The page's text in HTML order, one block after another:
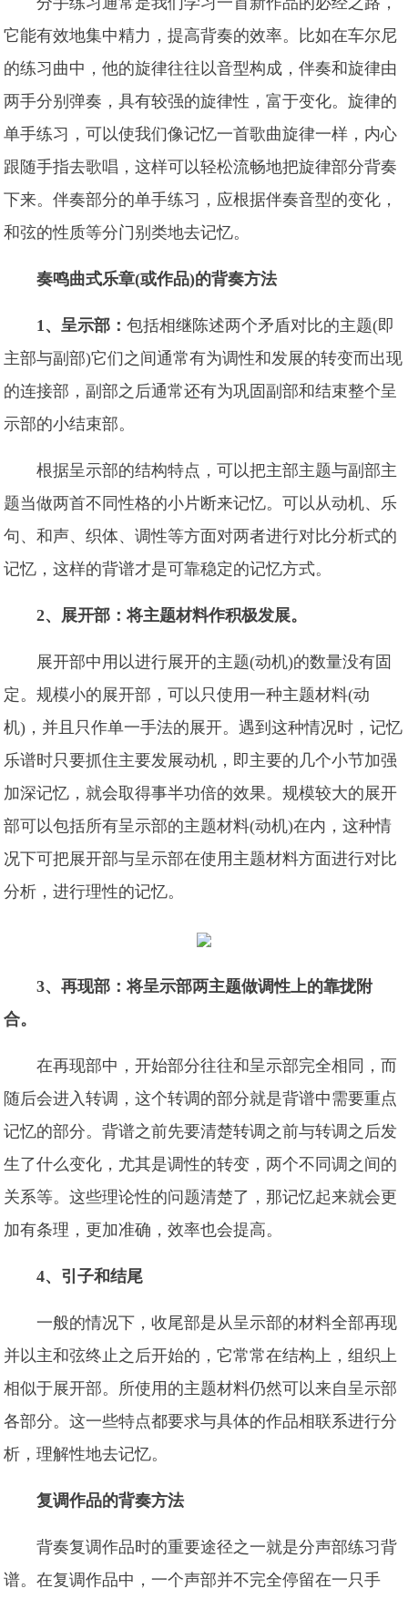
它能有效地集中精力，提高背奏的效率。比如在车尔尼
的练习曲中，他的旋律往往以音型构成，伴奏和旋律由
两手分别弹奏，具有较强的旋律性，富于变化。旋律的
单手练习，可以使我们像记忆一首歌曲旋律一样，内心
跟随手指去歌唱，这样可以轻松流畅地把旋律部分背奏
下来。伴奏部分的单手练习，应根据伴奏音型的变化，
和弦的性质等分门别类地去记忆。
奏鸣曲式乐章(或作品)的背奏方法
1、呈示部：包括相继陈述两个矛盾对比的主题(即
主部与副部)它们之间通常有为调性和发展的转变而出现
的连接部，副部之后通常还有为巩固副部和结束整个呈
示部的小结束部。
根据呈示部的结构特点，可以把主部主题与副部主
题当做两首不同性格的小片断来记忆。可以从动机、乐
句、和声、织体、调性等方面对两者进行对比分析式的
记忆，这样的背谱才是可靠稳定的记忆方式。
2、展开部：将主题材料作积极发展。
展开部中用以进行展开的主题(动机)的数量没有固
定。规模小的展开部，可以只使用一种主题材料(动
机)，并且只作单一手法的展开。遇到这种情况时，记忆
乐谱时只要抓住主要发展动机，即主要的几个小节加强
加深记忆，就会取得事半功倍的效果。规模较大的展开
部可以包括所有呈示部的主题材料(动机)在内，这种情
况下可把展开部与呈示部在使用主题材料方面进行对比
分析，进行理性的记忆。
3、再现部：将呈示部两主题做调性上的靠拢附
合。
在再现部中，开始部分往往和呈示部完全相同，而
随后会进入转调，这个转调的部分就是背谱中需要重点
记忆的部分。背谱之前先要清楚转调之前与转调之后发
生了什么变化，尤其是调性的转变，两个不同调之间的
关系等。这些理论性的问题清楚了，那记忆起来就会更
加有条理，更加准确，效率也会提高。
4、引子和结尾
一般的情况下，收尾部是从呈示部的材料全部再现
并以主和弦终止之后开始的，它常常在结构上，组织上
相似于展开部。所使用的主题材料仍然可以来自呈示部
各部分。这一些特点都要求与具体的作品相联系进行分
析，理解性地去记忆。
复调作品的背奏方法
背奏复调作品时的重要途径之一就是分声部练习背
谱。在复调作品中，一个声部并不完全停留在一只手